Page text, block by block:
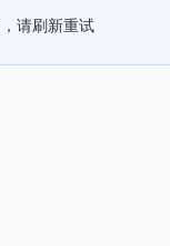
请刷新重试